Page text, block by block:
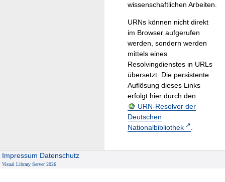
wissenschaftlichen Arbeiten.
URNs können nicht direkt
im Browser aufgerufen
werden, sondern werden
mittels eines
Resolvingdienstes in URLs
übersetzt. Die persistente
Auflösung dieses Links
erfolgt hier durch den
URN-Resolver der
Deutschen
Nationalbibliothek
.
Impressum Datenschutz
Visual Library Server 2026